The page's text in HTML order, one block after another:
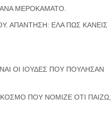
ΜΕΡΟΚΑΜΑΤΟ.
ΑΠΑΝΤΗΣΗ: ΕΛΑ ΠΩΣ ΚΑΝΕΙΣ
ΟΙ ΙΟΥΔΕΣ ΠΟΥ ΠΟΥΛΗΣΑΝ
ΠΟΥ ΝΟΜΙΖΕ ΟΤΙ ΠΑΙΖΩ,